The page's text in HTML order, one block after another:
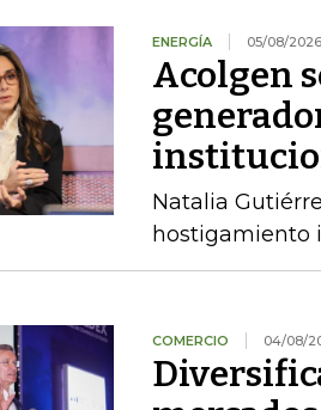
ENERGÍA 05/08/2026
Acolgen
Natalia
hostigamiento
COMERCIO 04/08/